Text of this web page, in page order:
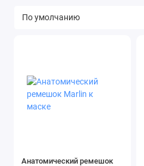
Анатомический ремешок